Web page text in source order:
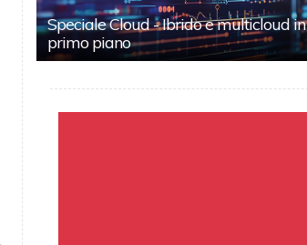
Speciale Cloud - Ibrido e multicloud in
primo piano